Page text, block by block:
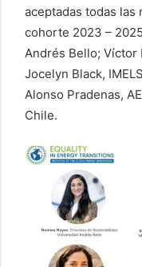
aceptadas todas las
cohorte 2023 –
Andrés Bello; Víctor
Jocelyn Black,
Alonso Pradenas,
Chile.